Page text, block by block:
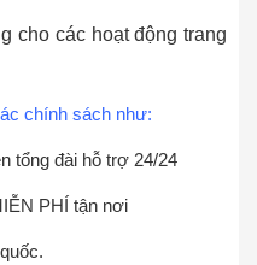
cho các hoạt động trang
chính sách như:
tổng đài hỗ trợ 24/24
PHÍ tận nơi